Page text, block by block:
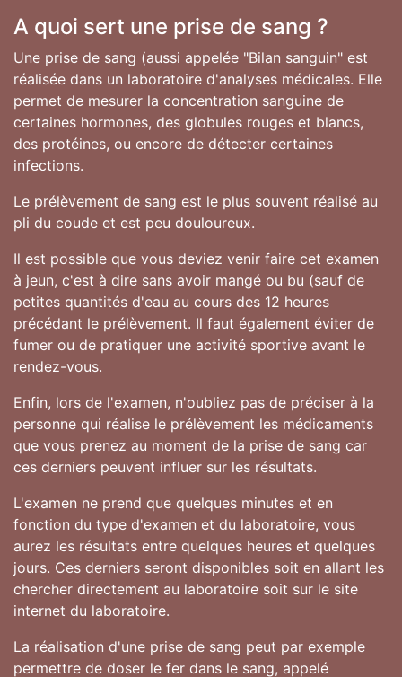
A quoi sert une prise de sang ?
Une prise de sang (aussi appelée "Bilan sanguin" est
réalisée dans un laboratoire d'analyses médicales. Elle
permet de mesurer la concentration sanguine de
certaines hormones, des globules rouges et blancs,
des protéines, ou encore de détecter certaines
infections.
Le prélèvement de sang est le plus souvent réalisé au
pli du coude et est peu douloureux.
Il est possible que vous deviez venir faire cet examen
à jeun, c'est à dire sans avoir mangé ou bu (sauf de
petites quantités d'eau au cours des 12 heures
précédant le prélèvement. Il faut également éviter de
fumer ou de pratiquer une activité sportive avant le
rendez-vous.
Enfin, lors de l'examen, n'oubliez pas de préciser à la
personne qui réalise le prélèvement les médicaments
que vous prenez au moment de la prise de sang car
ces derniers peuvent influer sur les résultats.
L'examen ne prend que quelques minutes et en
fonction du type d'examen et du laboratoire, vous
aurez les résultats entre quelques heures et quelques
jours. Ces derniers seront disponibles soit en allant les
chercher directement au laboratoire soit sur le site
internet du laboratoire.
La réalisation d'une prise de sang peut par exemple
permettre de doser le fer dans le sang, appelé